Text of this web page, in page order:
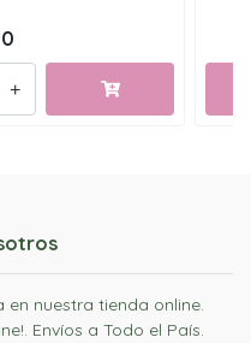
+
nuestra tienda online.
Envíos a Todo el País.